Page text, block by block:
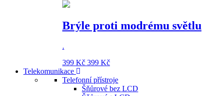
Brýle proti modrému světlu
.
399 Kč 399 Kč
Telekomunikace
Telefonní přístroje
Šňůrové bez LCD